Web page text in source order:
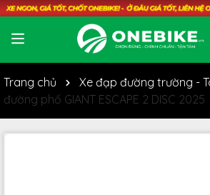
Trang chủ Xe đạp đường trường -
đường phố GIANT ESCAPE 2 DISC 2025